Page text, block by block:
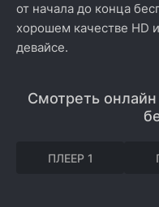
от начала до конца
хорошем качестве HD
девайсе.
Смотреть
ПЛЕЕР 1